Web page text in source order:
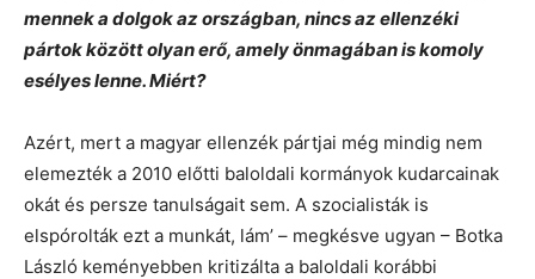
mennek a dolgok az országban, nincs az ellenzéki
pártok között olyan erő, amely önmagában is komoly
esélyes lenne. Miért?
Azért, mert a magyar ellenzék pártjai még mindig nem
elemezték a 2010 előtti baloldali kormányok kudarcainak
okát és persze tanulságait sem. A szocialisták is
elspórolták ezt a munkát, lám’ – megkésve ugyan – Botka
László keményebben kritizálta a baloldali korábbi